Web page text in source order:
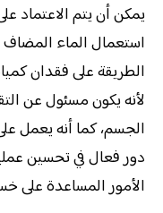
يمكن أن يتم الاعتماد
استعمال الماء
الطريقة على فقدان
لأنه يكون مسئول عن
الجسم، كما أنه يعمل
دور فعال في تحسين
الأمور المساعدة على